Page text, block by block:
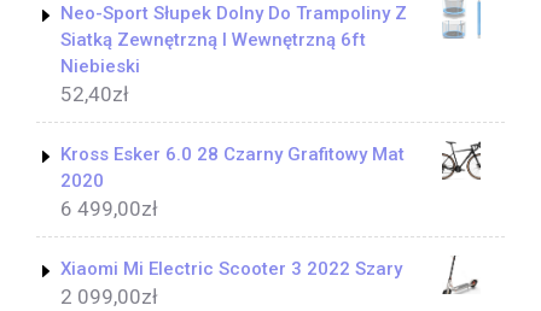
Neo-Sport Słupek Dolny Do Trampoliny Z
Siatką Zewnętrzną I Wewnętrzną 6ft
Niebieski
52,40zł
Kross Esker 6.0 28 Czarny Grafitowy Mat
2020
6 499,00zł
Xiaomi Mi Electric Scooter 3 2022 Szary
2 099,00zł